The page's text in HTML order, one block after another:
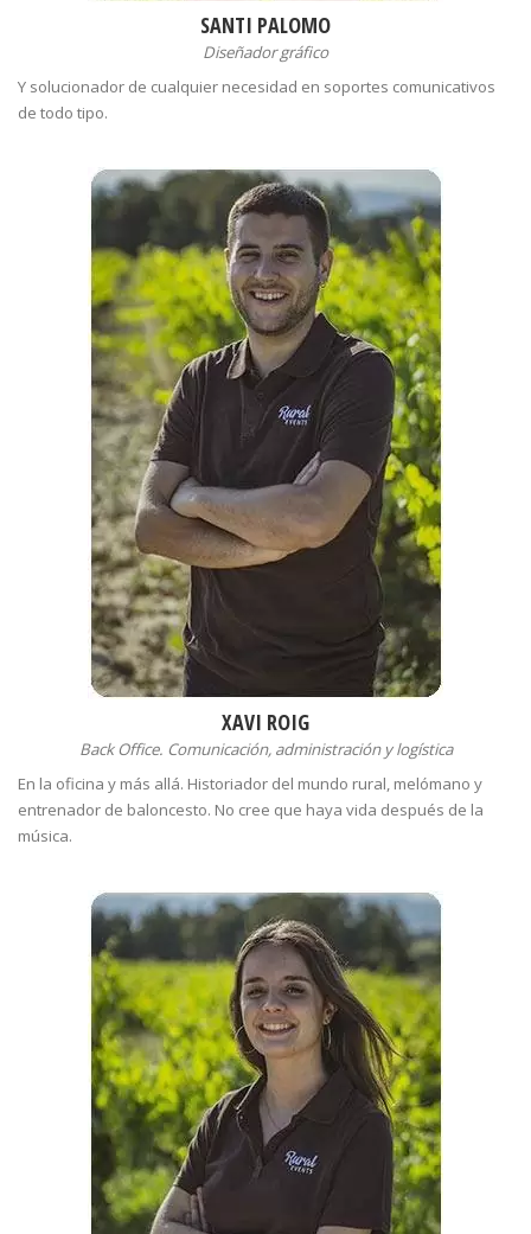
SANTI PALOMO
Diseñador gráfico
Y solucionador de cualquier necesidad en soportes comunicativos
de todo tipo.
XAVI ROIG
Back Office. Comunicación, administración y logística
En la oficina y más allá. Historiador del mundo rural, melómano y
entrenador de baloncesto. No cree que haya vida después de la
música.